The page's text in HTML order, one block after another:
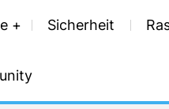
Sicherheit